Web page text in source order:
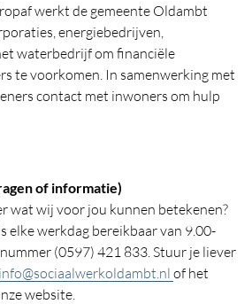
werkt de gemeente Oldambt
energiebedrijven,
waterbedrijf om financiële
te voorkomen. In samenwerking met
contact met inwoners om hulp
of informatie)
wat wij voor jou kunnen betekenen?
elke werkdag bereikbaar van 9.00-
(0597) 421 833. Stuur je liever
info@sociaalwerkoldambt.nl of het
website.